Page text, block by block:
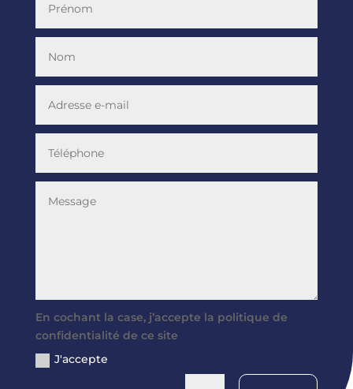
En cochant la case, j’accepte la politique de
confidentialité de ce site
J'accepte